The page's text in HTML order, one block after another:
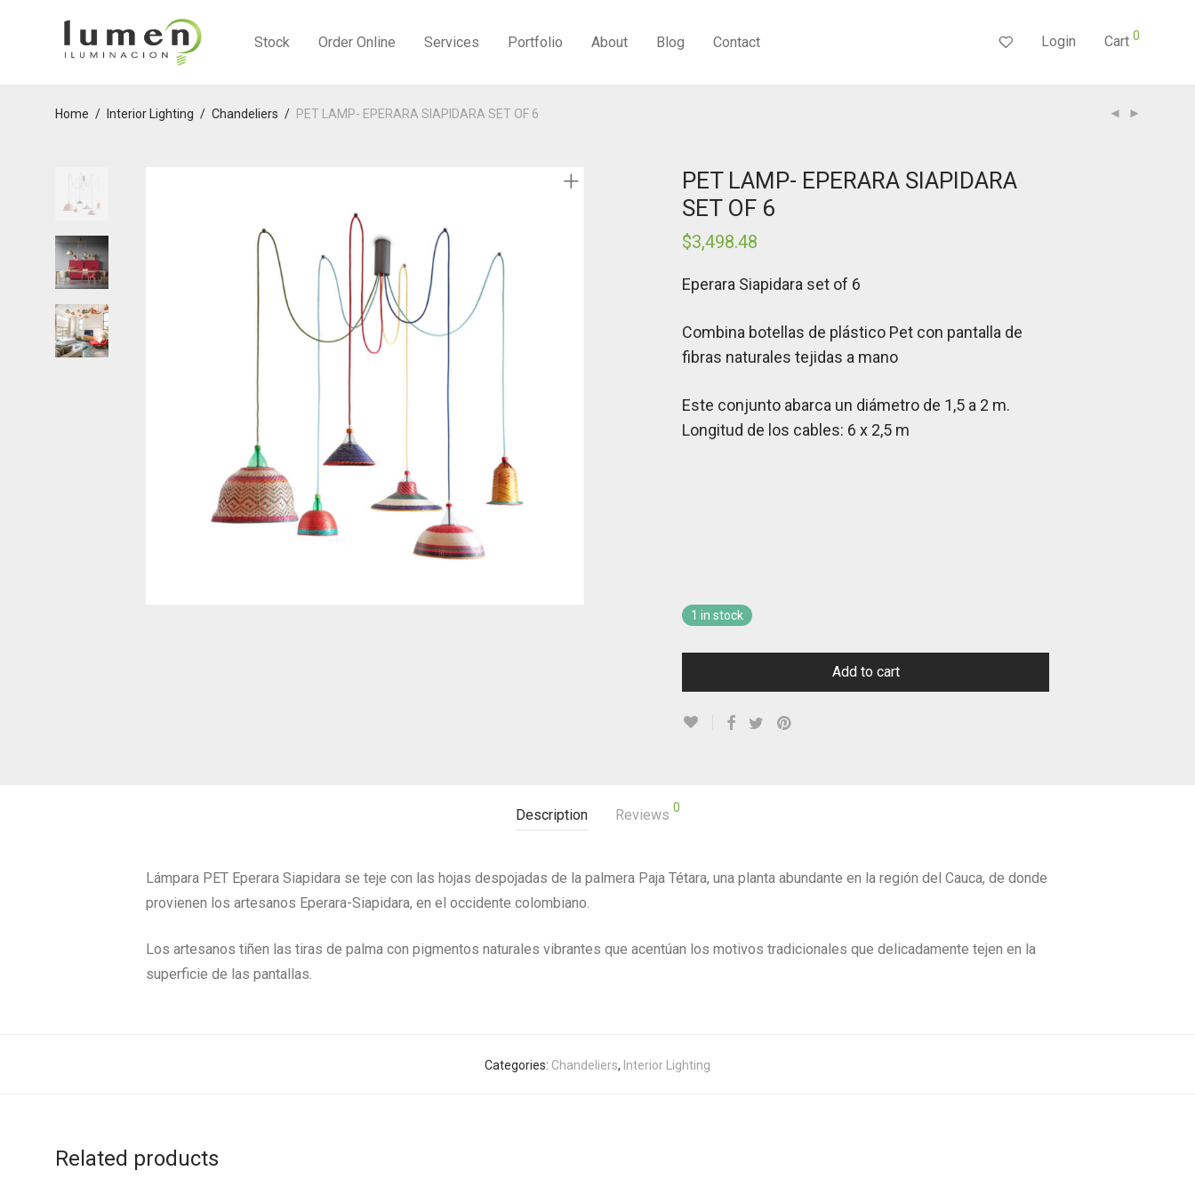
Stock Order Online Services Portfolio About Blog Contact Login Cart 0
Home / Interior Lighting / Chandeliers / PET LAMP- EPERARA SIAPIDARA SET OF 6
PET LAMP- EPERARA SIAPIDARA
SET OF 6
$3,498.48
Eperara Siapidara set of 6
Combina botellas de plástico Pet con pantalla de
fibras naturales tejidas a mano
Este conjunto abarca un diámetro de 1,5 a 2 m.
Longitud de los cables: 6 x 2,5 m
1 in stock
Add to cart
Description Reviews 0
Lámpara PET Eperara Siapidara se teje con las hojas despojadas de la palmera Paja Tétara, una planta abundante en la región del Cauca, de donde
provienen los artesanos Eperara-Siapidara, en el occidente colombiano.
Los artesanos tiñen las tiras de palma con pigmentos naturales vibrantes que acentúan los motivos tradicionales que delicadamente tejen en la
superficie de las pantallas.
Categories: Chandeliers, Interior Lighting
Related products